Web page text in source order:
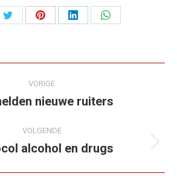
Deel
Deel
Deel
Deel
VORIGE
Previous
nieuwe ruiters
VOLGENDE
Next
alcohol en drugs